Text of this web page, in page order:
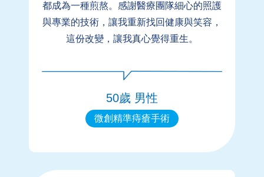
都成為一種煎熬。感謝醫療團隊細心的照護
與專業的技術，讓我重新找回健康與笑容，
這份改變，讓我真心覺得重生。
50歲 男性
微創精準痔瘡手術